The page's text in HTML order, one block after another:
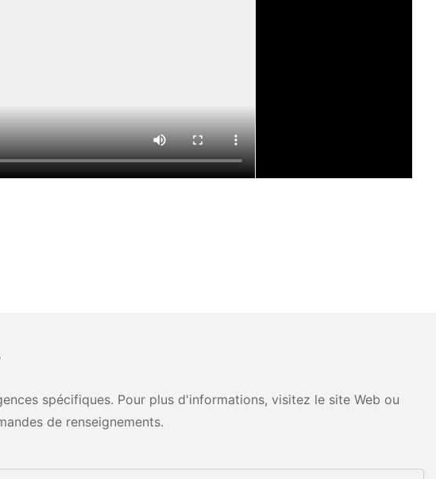
spécifiques. Pour plus d'informations, visitez le site Web ou
de renseignements.